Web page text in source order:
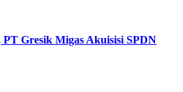
Gresik Migas Akuisisi SPDN